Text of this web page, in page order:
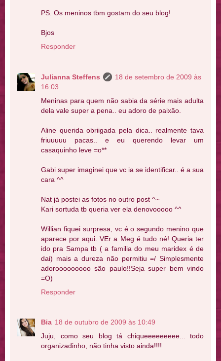
PS. Os meninos tbm gostam do seu blog!
Bjos
Responder
Julianna Steffens
18 de setembro de 2009 às
16:03
Meninas para quem não sabia da série mais adulta
dela vale super a pena.. eu adoro de paixão.
Aline querida obriigada pela dica.. realmente tava
friuuuuu pacas.. e eu querendo levar um
casaquinho leve =o**
Gabi super imaginei que vc ia se identificar.. é a sua
cara ^^
Nat já postei as fotos no outro post ^~
Kari sortuda tb queria ver ela denovooooo ^^
Willian fiquei surpresa, vc é o segundo menino que
aparece por aqui. VEr a Meg é tudo né! Queria ter
ido pra Sampa tb ( a familia do meu maridex é de
dai) mais a dureza não permitiu =/ Simplesmente
adorooooooooo são paulo!!Seja super bem vindo
=O)
Responder
Bia 18 de outubro de 2009 às 10:49
Juju, como seu blog tá chiqueeeeeeeee... todo
organizadinho, não tinha visto ainda!!!!